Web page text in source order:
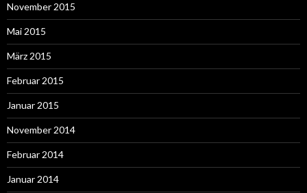
November 2015
Mai 2015
März 2015
Februar 2015
Januar 2015
November 2014
Februar 2014
Januar 2014